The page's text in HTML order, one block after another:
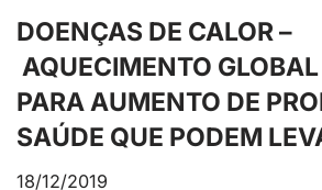
DOENÇAS DE CALOR –
AQUECIMENTO
PARA AUMENTO DE
SAÚDE QUE PODEM
18/12/2019